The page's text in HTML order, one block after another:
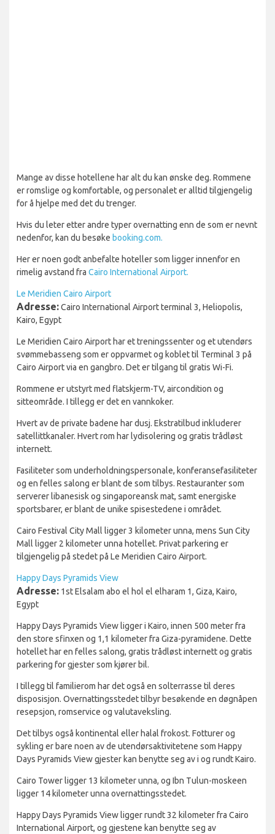
Mange av disse hotellene har alt du kan ønske deg. Rommene
er romslige og komfortable, og personalet er alltid tilgjengelig
for å hjelpe med det du trenger.
Hvis du leter etter andre typer overnatting enn de som er nevnt
nedenfor, kan du besøke booking.com.
Her er noen godt anbefalte hoteller som ligger innenfor en
rimelig avstand fra Cairo International Airport.
Le Meridien Cairo Airport
Adresse:Cairo International Airport terminal 3, Heliopolis,
Kairo, Egypt
Le Meridien Cairo Airport har et treningssenter og et utendørs
svømmebasseng som er oppvarmet og koblet til Terminal 3 på
Cairo Airport via en gangbro. Det er tilgang til gratis Wi-Fi.
Rommene er utstyrt med flatskjerm-TV, aircondition og
sitteområde. I tillegg er det en vannkoker.
Hvert av de private badene har dusj. Ekstratilbud inkluderer
satellittkanaler. Hvert rom har lydisolering og gratis trådløst
internett.
Fasiliteter som underholdningspersonale, konferansefasiliteter
og en felles salong er blant de som tilbys. Restauranter som
serverer libanesisk og singaporeansk mat, samt energiske
sportsbarer, er blant de unike spisestedene i området.
Cairo Festival City Mall ligger 3 kilometer unna, mens Sun City
Mall ligger 2 kilometer unna hotellet. Privat parkering er
tilgjengelig på stedet på Le Meridien Cairo Airport.
Happy Days Pyramids View
Adresse: 1st Elsalam abo el hol el elharam 1, Giza, Kairo,
Egypt
Happy Days Pyramids View ligger i Kairo, innen 500 meter fra
den store sfinxen og 1,1 kilometer fra Giza-pyramidene. Dette
hotellet har en felles salong, gratis trådløst internett og gratis
parkering for gjester som kjører bil.
I tillegg til familierom har det også en solterrasse til deres
disposisjon. Overnattingsstedet tilbyr besøkende en døgnåpen
resepsjon, romservice og valutaveksling.
Det tilbys også kontinental eller halal frokost. Fotturer og
sykling er bare noen av de utendørsaktivitetene som Happy
Days Pyramids View gjester kan benytte seg av i og rundt Kairo.
Cairo Tower ligger 13 kilometer unna, og Ibn Tulun-moskeen
ligger 14 kilometer unna overnattingsstedet.
Happy Days Pyramids View ligger rundt 32 kilometer fra Cairo
International Airport, og gjestene kan benytte seg av